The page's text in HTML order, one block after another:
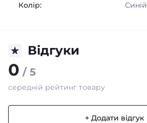
Колір: Синій
Відгуки
0 / 5
середній рейтинг товару
+ Додати відгук